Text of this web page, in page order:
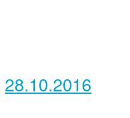
28.10.2016